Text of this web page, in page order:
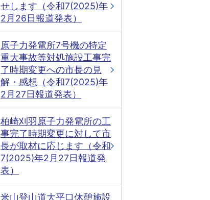
せします（令和7(2025)年
2月26日報道発表）
原子力発電所7号機の特定
重大事故等対処施設工事完
了時期変更への市長の見
解・感想（令和7(2025)年
2月27日報道発表）
柏崎刈羽原子力発電所の工
事完了時期変更に対して市
長が取材に応じます（令和
7(2025)年2月27日報道発
表）
米山登山道大平口休憩施設